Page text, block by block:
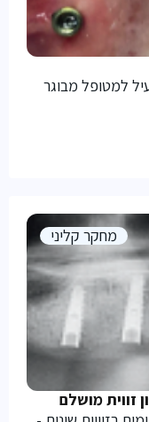
למטופל מבוגר
מחקר קליני
זווית מושלם